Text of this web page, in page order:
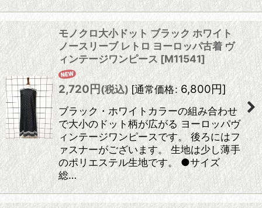
モノクロ大小ドット ブラック ホワイト
ノースリーブ レトロ ヨーロッパ古着 ヴ
ィンテージワンピース[M11541]
2,720円(税込) [通常価格: 6,800円]
ブラック・ホワイトカラーの組み合わせ
で大小のドット柄が広がる ヨーロッパヴ
ィンテージワンピースです。 後ろにはフ
ァスナーがございます。 生地は少し薄手
のポリエステル生地です。 ●サイズ
総…